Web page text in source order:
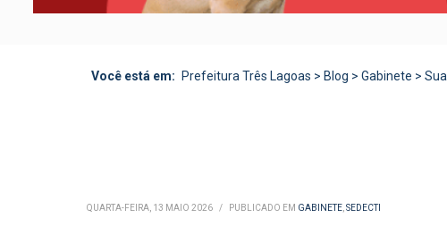
Você está em: Prefeitura Três Lagoas > Blog > Gabinete >
QUARTA-FEIRA, 13 MAIO 2026 / PUBLICADO EM GABINETE,SEDECTI